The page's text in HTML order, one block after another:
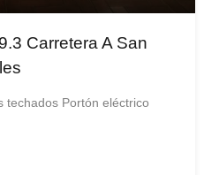
Carretera A San
techados Portón eléctrico